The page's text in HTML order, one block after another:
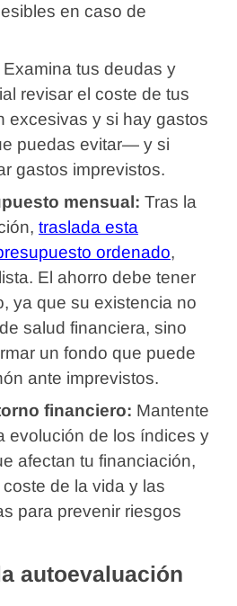
en caso de
Examina tus deudas y
revisar el coste de tus
y si hay gastos
puedas evitar— y si
gastos imprevistos.
mensual: Tras la
traslada esta
ordenado,
El ahorro debe tener
ya que su existencia no
salud financiera, sino
un fondo que puede
ante imprevistos.
financiero: Mantente
evolución de los índices y
afectan tu financiación,
de la vida y las
para prevenir riesgos
autoevaluación